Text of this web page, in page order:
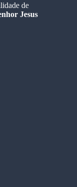
de
Jesus